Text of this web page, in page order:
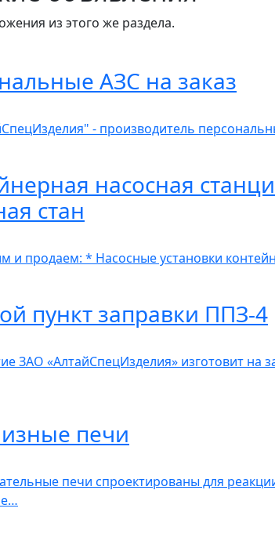
из этого же раздела.
АЗС на заказ
- производитель
насосная
стан
и продаем: * Насосные установки
пункт заправки ППЗ-4
ЗАО «АлтайСпецИзделия» изготовит на
печи
печи спроектированы для